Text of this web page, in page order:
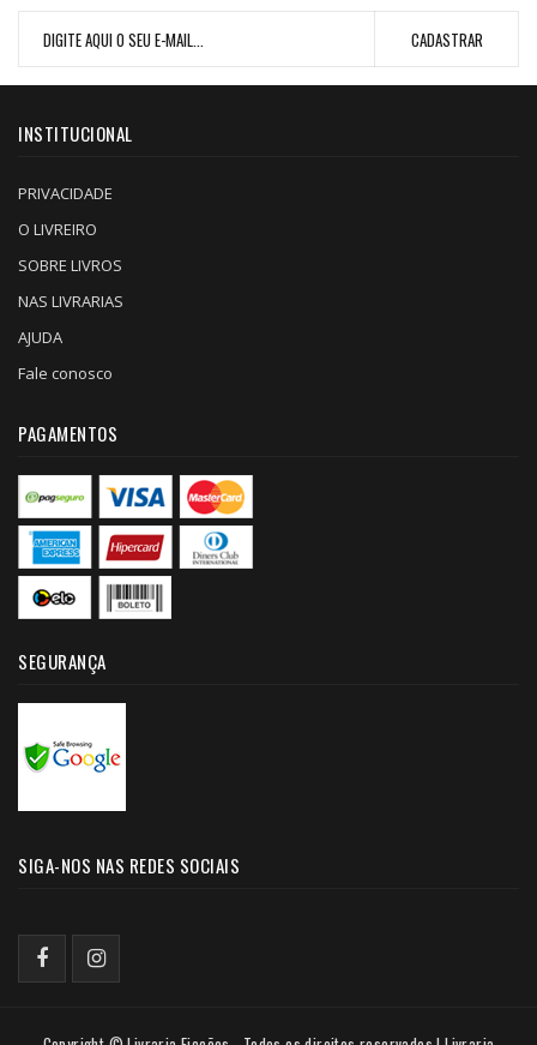
INSTITUCIONAL
PRIVACIDADE
O LIVREIRO
SOBRE LIVROS
NAS LIVRARIAS
AJUDA
Fale conosco
PAGAMENTOS
SEGURANÇA
SIGA-NOS NAS REDES SOCIAIS